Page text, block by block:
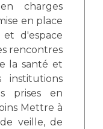
d'Infectiologie
charges
d'espace
rencontres
et
institutions
prises en
Mettre à
veille, de